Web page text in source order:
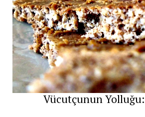
Vücutçunun Yolluğu: